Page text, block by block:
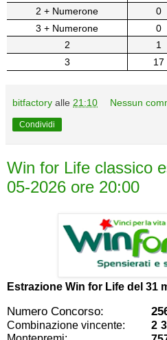
2 + Numerone
0
3 + Numerone
0
2
1
3
17
bitfactory alle 21:10 Nessun
Condividi
Win for Life classico
05-2026 ore 20:00
Estrazione Win for Life del 31
Numero Concorso:
Combinazione vincente:
2